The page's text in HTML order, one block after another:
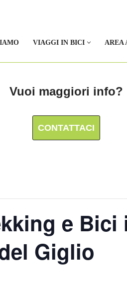
VIAGGI IN BICI AREA
Vuoi maggiori info?
CONTATTACI
e Bici
Giglio